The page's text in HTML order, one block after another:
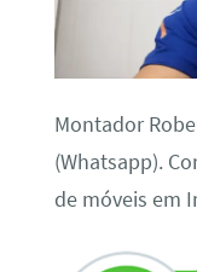
Montador
(Whatsapp).
de móveis em